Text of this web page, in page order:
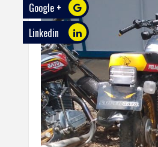
ECO
PLAY
TRABAJOS
INVESTIGACIÓN
PROVINCIAS
DISTRITO
NACIONAL
Google +
Linkedin